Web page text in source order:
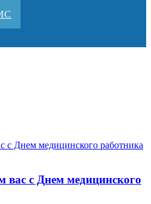
вас с Днем медицинского